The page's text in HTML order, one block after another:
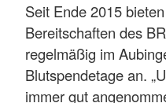
Seit Ende 2015
Bereitschaften des
regelmäßig im
Blutspendetage an.
immer gut